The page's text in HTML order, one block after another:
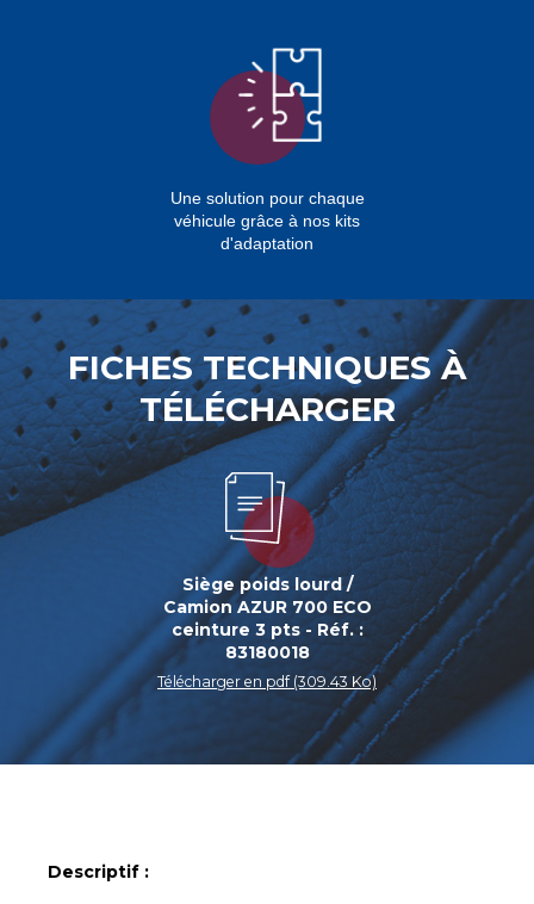
Une solution pour chaque
véhicule grâce à nos kits
d'adaptation
FICHES TECHNIQUES À
TÉLÉCHARGER
Siège poids lourd /
Camion AZUR 700 ECO
ceinture 3 pts - Réf. :
83180018
Télécharger en pdf (309.43 Ko)
Descriptif :